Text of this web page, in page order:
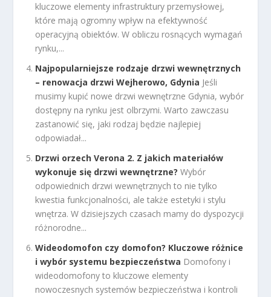
kluczowe elementy infrastruktury przemysłowej,
które mają ogromny wpływ na efektywność
operacyjną obiektów. W obliczu rosnących wymagań
rynku,...
Najpopularniejsze rodzaje drzwi wewnętrznych
– renowacja drzwi Wejherowo, Gdynia Jeśli
musimy kupić nowe drzwi wewnętrzne Gdynia, wybór
dostępny na rynku jest olbrzymi. Warto zawczasu
zastanowić się, jaki rodzaj będzie najlepiej
odpowiadał...
Drzwi orzech Verona 2. Z jakich materiałów
wykonuje się drzwi wewnętrzne? Wybór
odpowiednich drzwi wewnętrznych to nie tylko
kwestia funkcjonalności, ale także estetyki i stylu
wnętrza. W dzisiejszych czasach mamy do dyspozycji
różnorodne...
Wideodomofon czy domofon? Kluczowe różnice
i wybór systemu bezpieczeństwa Domofony i
wideodomofony to kluczowe elementy
nowoczesnych systemów bezpieczeństwa i kontroli